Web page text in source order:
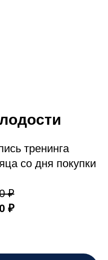
тренинга
со дня покупки
₽
₽